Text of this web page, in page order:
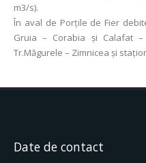
m3/s).
În aval de Porţile de Fier
Gruia – Corabia și Calafat
Tr.Măgurele – Zimnicea şi
Date de contact